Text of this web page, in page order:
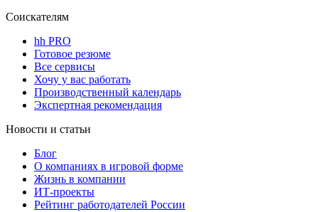
Соискателям
hh PRO
Готовое резюме
Все сервисы
Хочу у вас работать
Производственный календарь
Экспертная рекомендация
Новости и статьи
Блог
О компаниях в игровой форме
Жизнь в компании
ИТ-проекты
Рейтинг работодателей России